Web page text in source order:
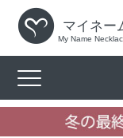
マイネー
My Name